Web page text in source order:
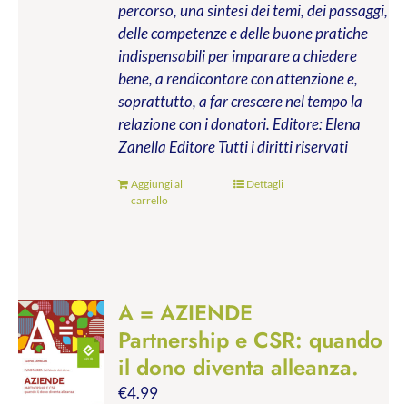
percorso, una sintesi dei temi, dei passaggi,
delle competenze e delle buone pratiche
indispensabili per imparare a chiedere
bene, a rendicontare con attenzione e,
soprattutto, a far crescere nel tempo la
relazione con i donatori. Editore: Elena
Zanella EditoreTutti i diritti riservati
Aggiungi al
carrello
Dettagli
A = AZIENDE
Partnership e CSR: quando
il dono diventa alleanza.
€4.99